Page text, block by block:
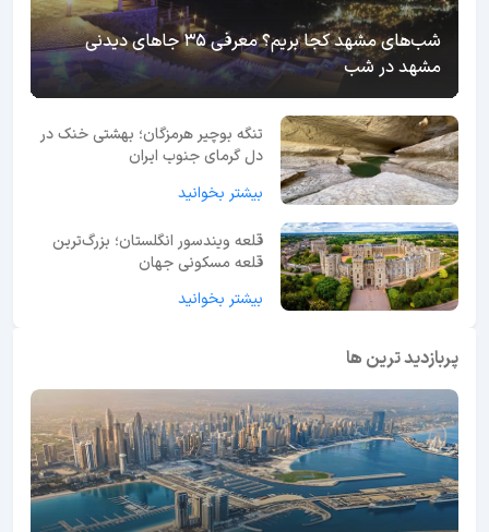
شب‌های مشهد کجا بریم؟ معرفی 35 جاهای دیدنی
مشهد در شب
تنگه بوچیر هرمزگان؛ بهشتی خنک در
دل گرمای جنوب ایران
بیشتر بخوانید
قلعه ویندسور انگلستان؛ بزرگ‌ترین
قلعه مسکونی جهان
بیشتر بخوانید
پربازدید ترین ها